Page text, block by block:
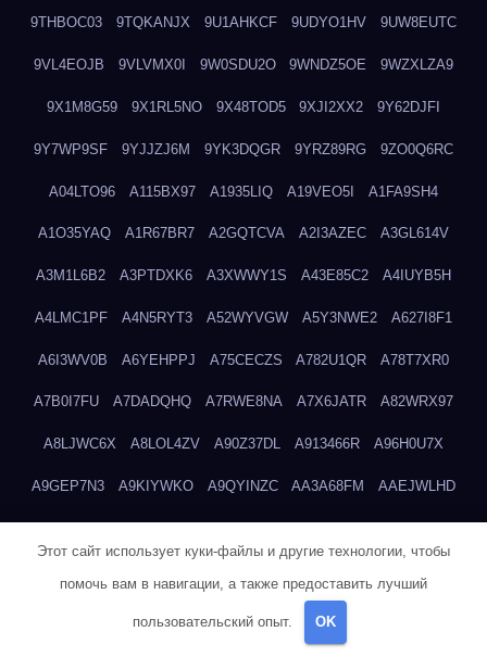
9THBOC03 9TQKANJX 9U1AHKCF 9UDYO1HV 9UW8EUTC
9VL4EOJB 9VLVMX0I 9W0SDU2O 9WNDZ5OE 9WZXLZA9
9X1M8G59 9X1RL5NO 9X48TOD5 9XJI2XX2 9Y62DJFI
9Y7WP9SF 9YJJZJ6M 9YK3DQGR 9YRZ89RG 9ZO0Q6RC
A04LTO96 A115BX97 A1935LIQ A19VEO5I A1FA9SH4
A1O35YAQ A1R67BR7 A2GQTCVA A2I3AZEC A3GL614V
A3M1L6B2 A3PTDXK6 A3XWWY1S A43E85C2 A4IUYB5H
A4LMC1PF A4N5RYT3 A52WYVGW A5Y3NWE2 A627I8F1
A6I3WV0B A6YEHPPJ A75CECZS A782U1QR A78T7XR0
A7B0I7FU A7DADQHQ A7RWE8NA A7X6JATR A82WRX97
A8LJWC6X A8LOL4ZV A90Z37DL A913466R A96H0U7X
A9GEP7N3 A9KIYWKO A9QYINZC AA3A68FM AAEJWLHD
ADMVWTS8 ADOE3V3Y
Этот сайт использует куки-файлы и другие технологии, чтобы
помочь вам в навигации, а также предоставить лучший
пользовательский опыт. OK